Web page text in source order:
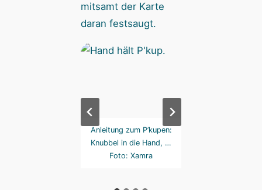
mitsamt der Karte
daran festsaugt.
Anleitung zum P’kupen:
Knubbel in die Hand, …
Foto: Xamra